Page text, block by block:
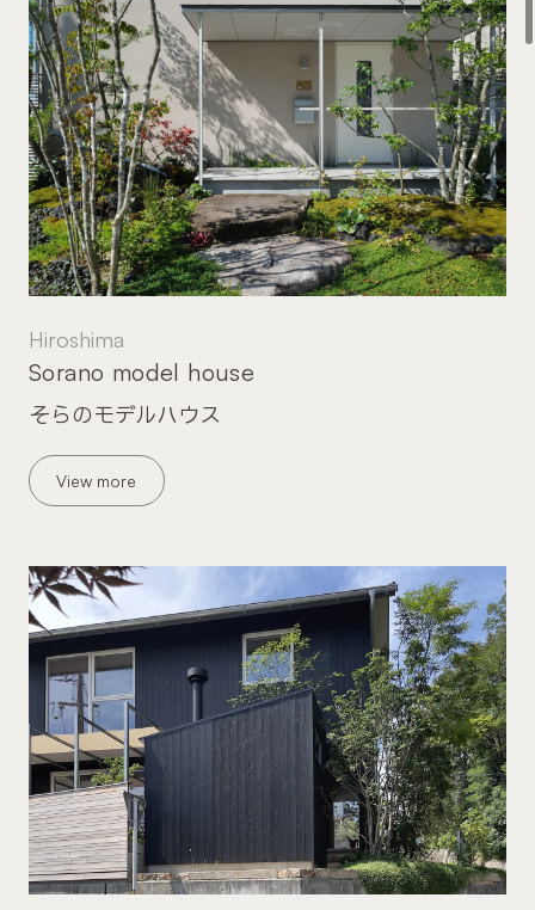
Hiroshima
そらのモデルハウス
Sorano model house
View more